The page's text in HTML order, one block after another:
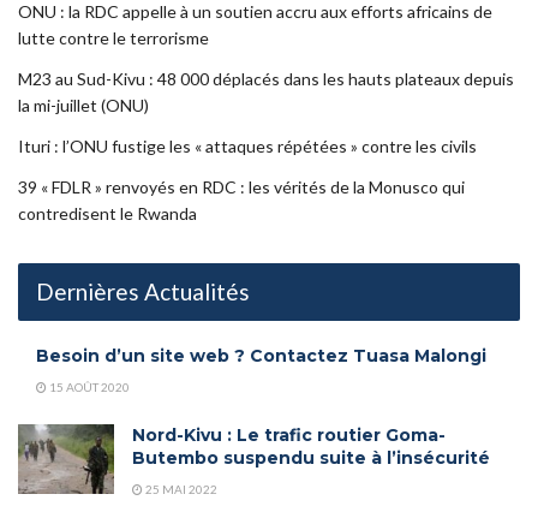
ONU : la RDC appelle à un soutien accru aux efforts africains de
lutte contre le terrorisme
M23 au Sud-Kivu : 48 000 déplacés dans les hauts plateaux depuis
la mi-juillet (ONU)
Ituri : l’ONU fustige les « attaques répétées » contre les civils
39 « FDLR » renvoyés en RDC : les vérités de la Monusco qui
contredisent le Rwanda
Dernières Actualités
Besoin d’un site web ? Contactez Tuasa Malongi
15 AOÛT 2020
Nord-Kivu : Le trafic routier Goma-
Butembo suspendu suite à l’insécurité
25 MAI 2022